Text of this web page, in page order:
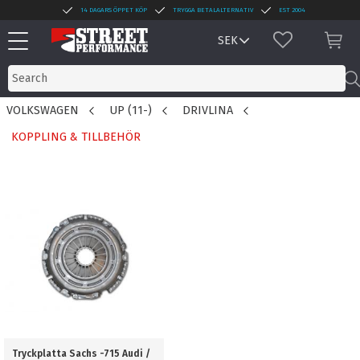
Menu
14 DAGARS ÖPPET KÖP TRYGGA BETALALTERNATIV EST 2004
FAVORITES
VOLKSWAGEN UP (11-)
DRIVLINA
KOPPLING & TILLBEHÖR
Tryckplatta Sachs -715 Audi /